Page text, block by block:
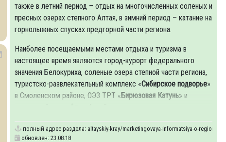
также в летний период – отдых на многочисленных соленых и
пресных озерах степного Алтая, в зимний период – катание на
горнолыжных спусках предгорной части региона.
Наиболее посещаемыми местами отдыха и туризма в
настоящее время являются город-курорт федерального
значения Белокуриха, соленые озера степной части региона,
туристско-развлекательный комплекс «Сибирское подворье»
в Смоленском районе, ОЭЗ ТРТ «Бирюзовая Катунь» и
полный адрес раздела: altayskiy-kray/marketingovaya-informatsiya-o-regione
обновлен: 23.08.18